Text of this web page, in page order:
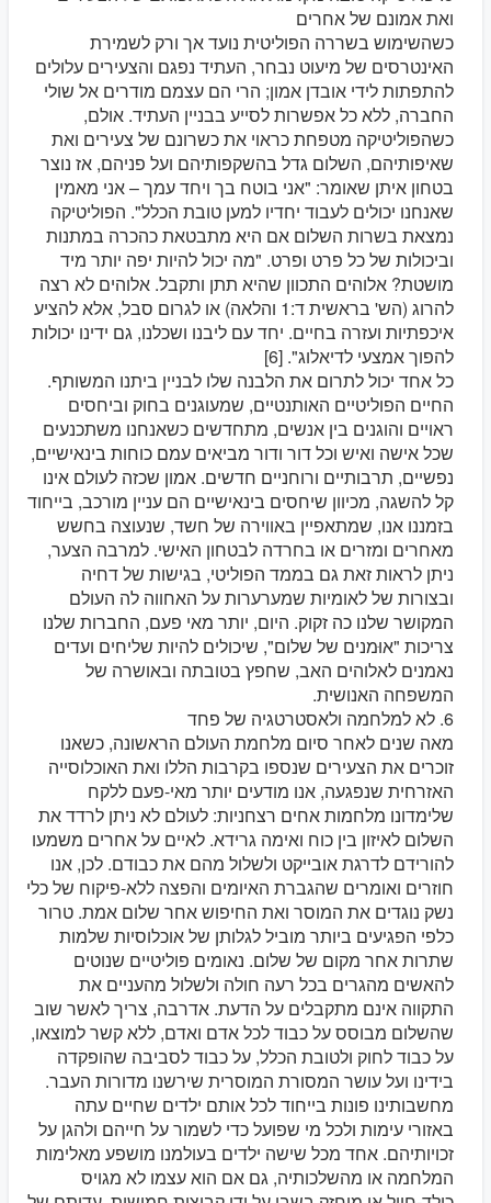
ואת אמונם של אחרים
כשהשימוש בשררה הפוליטית נועד אך ורק לשמירת
האינטרסים של מיעוט נבחר, העתיד נפגם והצעירים עלולים
להתפתות לידי אובדן אמון; הרי הם עצמם מודרים אל שולי
החברה, ללא כל אפשרות לסייע בבניין העתיד. אולם,
כשהפוליטיקה מטפחת כראוי את כשרונם של צעירים ואת
שאיפותיהם, השלום גדל בהשקפותיהם ועל פניהם, אז נוצר
בטחון איתן שאומר: "אני בוטח בך ויחד עמך – אני מאמין
שאנחנו יכולים לעבוד יחדיו למען טובת הכלל". הפוליטיקה
נמצאת בשרות השלום אם היא מתבטאת כהכרה במתנות
וביכולות של כל פרט ופרט. "מה יכול להיות יפה יותר מיד
מושטת? אלוהים התכוון שהיא תתן ותקבל. אלוהים לא רצה
להרוג (הש' בראשית ד:1 והלאה) או לגרום סבל, אלא להציע
איכפתיות ועזרה בחיים. יחד עם ליבנו ושכלנו, גם ידינו יכולות
להפוך אמצעי לדיאלוג". [6]
כל אחד יכול לתרום את הלבנה שלו לבניין ביתנו המשותף.
החיים הפוליטיים האותנטיים, שמעוגנים בחוק וביחסים
ראויים והוגנים בין אנשים, מתחדשים כשאנחנו משתכנעים
שכל אישה ואיש וכל דור ודור מביאים עמם כוחות בינאישיים,
נפשיים, תרבותיים ורוחניים חדשים. אמון שכזה לעולם אינו
קל להשגה, מכיוון שיחסים בינאישיים הם עניין מורכב, בייחוד
בזמננו אנו, שמתאפיין באווירה של חשד, שנעוצה בחשש
מאחרים ומזרים או בחרדה לבטחון האישי. למרבה הצער,
ניתן לראות זאת גם בממד הפוליטי, בגישות של דחיה
ובצורות של לאומיות שמערערות על האחווה לה העולם
המקושר שלנו כה זקוק. היום, יותר מאי פעם, החברות שלנו
צריכות "אוּמנים של שלום", שיכולים להיות שליחים ועדים
נאמנים לאלוהים האב, שחפץ בטובתה ובאושרה של
המשפחה האנושית.
6. לא למלחמה ולאסטרטגיה של פחד
מאה שנים לאחר סיום מלחמת העולם הראשונה, כשאנו
זוכרים את הצעירים שנספו בקרבות הללו ואת האוכלוסייה
האזרחית שנפגעה, אנו מודעים יותר מאי-פעם ללקח
שלימדונו מלחמות אחים רצחניות: לעולם לא ניתן לרדד את
השלום לאיזון בין כוח ואימה גרידא. לאיים על אחרים משמעו
להורידם לדרגת אובייקט ולשלול מהם את כבודם. לכן, אנו
חוזרים ואומרים שהגברת האיומים והפצה ללא-פיקוח של כלי
נשק נוגדים את המוסר ואת החיפוש אחר שלום אמת. טרור
כלפי הפגיעים ביותר מוביל לגלותן של אוכלוסיות שלמות
שתרות אחר מקום של שלום. נאומים פוליטיים שנוטים
להאשים מהגרים בכל רעה חולה ולשלול מהעניים את
התקווה אינם מתקבלים על הדעת. אדרבה, צריך לאשר שוב
שהשלום מבוסס על כבוד לכל אדם ואדם, ללא קשר למוצאו,
על כבוד לחוק ולטובת הכלל, על כבוד לסביבה שהופקדה
בידינו ועל עושר המסורת המוסרית שירשנו מדורות העבר.
מחשבותינו פונות בייחוד לכל אותם ילדים שחיים עתה
באזורי עימות ולכל מי שפועל כדי לשמור על חייהם ולהגן על
זכויותיהם. אחד מכל שישה ילדים בעולמנו מושפע מאלימות
המלחמה או מהשלכותיה, גם אם הוא עצמו לא מגויס